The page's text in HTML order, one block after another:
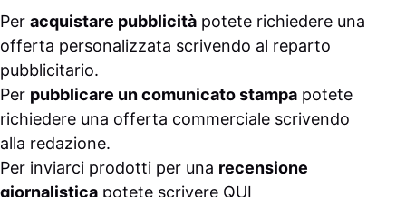
Per acquistare pubblicità potete richiedere una
offerta personalizzata scrivendo al reparto
pubblicitario.
Per pubblicare un comunicato stampa potete
richiedere una offerta commerciale scrivendo
alla redazione.
Per inviarci prodotti per una recensione
giornalistica potete scrivere QUI